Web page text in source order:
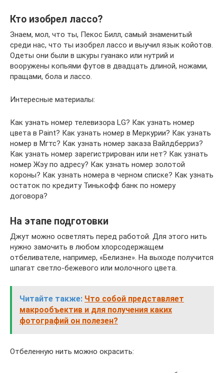
Кто изобрел лассо?
Знаем, мол, что ты, Пекос Билл, самый знаменитый
среди нас, что ты изобрел лассо и выучил язык койотов.
Одеты они были в шкуры гуанако или нутрий и
вооружены копьями футов в двадцать длиной, ножами,
пращами, бола и лассо.
Интересные материалы:
Как узнать номер телевизора LG? Как узнать номер
цвета в Paint? Как узнать номер в Меркурии? Как узнать
номер в Мгтс? Как узнать номер заказа Вайлдберриз?
Как узнать номер зарегистрирован или нет? Как узнать
номер Жэу по адресу? Как узнать номер золотой
короны? Как узнать номера в черном списке? Как узнать
остаток по кредиту Тинькофф банк по номеру
договора?
На этапе подготовки
Джут можно осветлять перед работой. Для этого нить
нужно замочить в любом хлорсодержащем
отбеливателе, например, «Белизне». На выходе получится
шпагат светло-бежевого или молочного цвета.
Читайте также: Что собой представляет
макрообъектив и для получения каких
фотографий он полезен?
Отбеленную нить можно окрасить: